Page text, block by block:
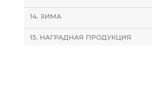
14. ЗИМА
15. НАГРАДНАЯ ПРОДУКЦИЯ